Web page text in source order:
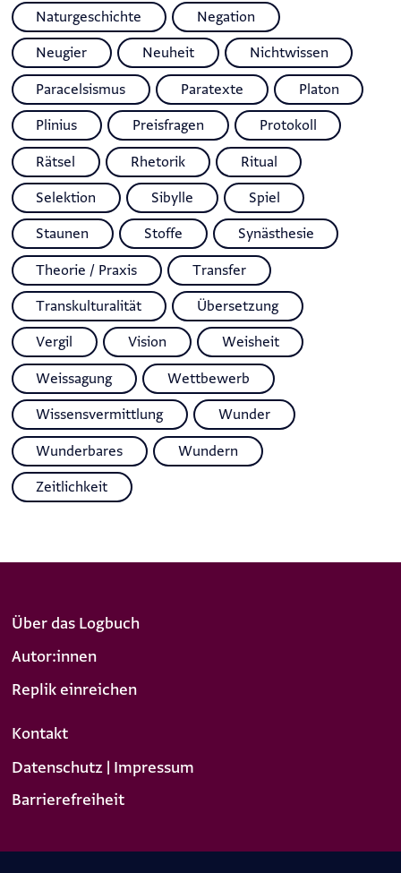
Naturgeschichte Negation
Neugier Neuheit Nichtwissen
Paracelsismus Paratexte Platon
Plinius Preisfragen Protokoll
Rätsel Rhetorik Ritual
Selektion Sibylle Spiel
Staunen Stoffe Synästhesie
Theorie / Praxis Transfer
Transkulturalität Übersetzung
Vergil Vision Weisheit
Weissagung Wettbewerb
Wissensvermittlung Wunder
Wunderbares Wundern
Zeitlichkeit
Über das Logbuch
Autor:innen
Replik einreichen
Kontakt
Datenschutz | Impressum
Barrierefreiheit